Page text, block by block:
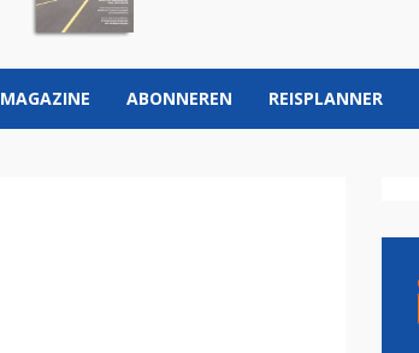
MAGAZINE ABONNEREN REISPLANNER